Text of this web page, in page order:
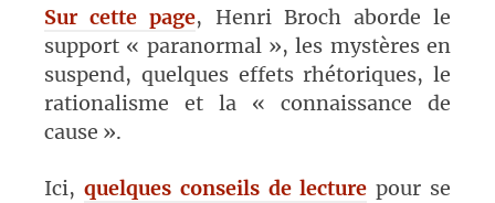
Sur cette page, Henri Broch aborde le
support « paranormal », les mystères en
suspend, quelques effets rhétoriques, le
rationalisme et la « connaissance de
cause ».
Ici, quelques conseils de lecture pour se